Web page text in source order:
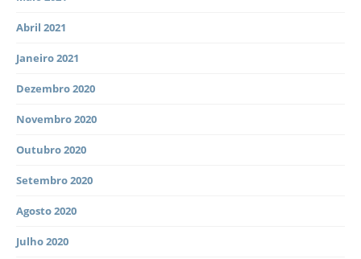
Abril 2021
Janeiro 2021
Dezembro 2020
Novembro 2020
Outubro 2020
Setembro 2020
Agosto 2020
Julho 2020